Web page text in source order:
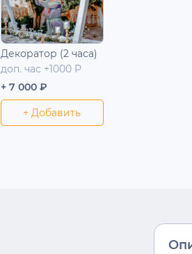
Декоратор (2 часа)
доп. час +1000 Р
+ 7 000 ₽
+ Добавить